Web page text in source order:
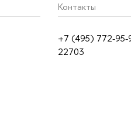
Контакты
+7 (495) 772-95-
22703